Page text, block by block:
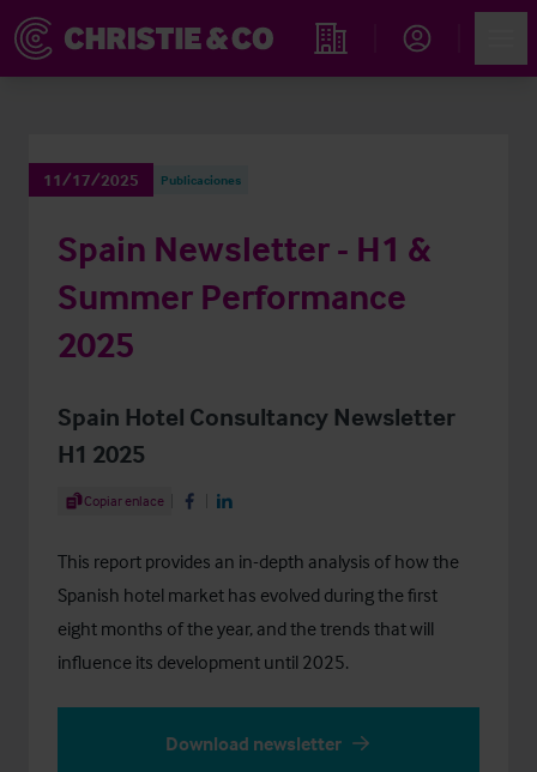
Propiedades
11/17/2025 Publicaciones
Spain Newsletter - H1 &
Summer Performance
2025
Spain Hotel Consultancy Newsletter
H1 2025
Share Article
Copiar enlace Share on Facebook
Share on LinkedIn
This report provides an in-depth analysis of how the
Spanish hotel market has evolved during the first
eight months of the year, and the trends that will
influence its development until 2025.
Download newsletter